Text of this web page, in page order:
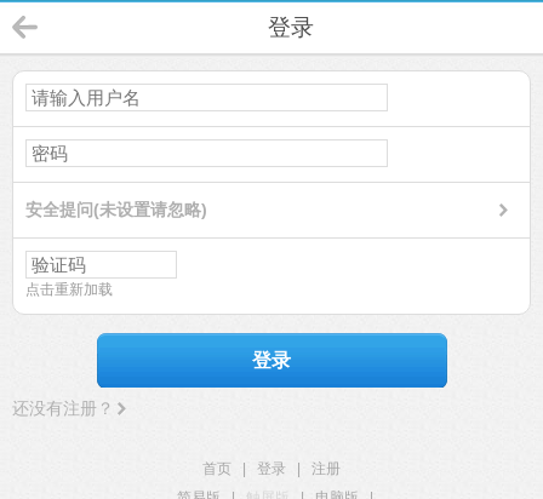
登录
安全提问(未设置请忽略)
点击重新加载
登录
还没有注册？
首页 登录
注册